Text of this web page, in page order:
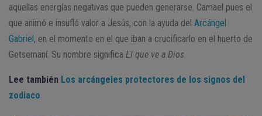
aquellas energías negativas que pueden generarse. Camael pues el
que animó e insufló valor a Jesús, con la ayuda del Arcángel
Gabriel, en el momento en el que iban a crucificarlo en el huerto de
Getsemaní. Su nombre significa El que ve a Dios
Lee también Los arcángeles protectores de los signos del
zodiaco